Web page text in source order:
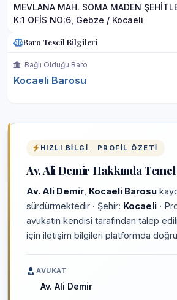
MEVLANA MAH. SOMA MADEN
K:1 OFİS NO:6, Gebze / Kocaeli
Baro Tescil Bilgileri
Bağlı Olduğu Baro
Kocaeli Barosu
HIZLI BILGI · PROFIL ÖZETI
Av. Ali Demir Hakkında
Av. Ali Demir Kocaeli Barosu
sürdürmektedir · Şehir: Kocaeli ·
avukatın kendisi tarafından talep
için iletişim bilgileri platformda
AVUKAT
Av. Ali Demir